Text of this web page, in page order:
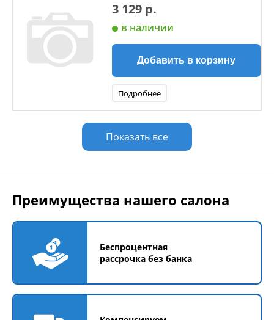
3 129 р.
в наличии
Добавить в корзину
Подробнее
Показать все
Преимущества нашего салона
Беспроцентная
рассрочка без банка